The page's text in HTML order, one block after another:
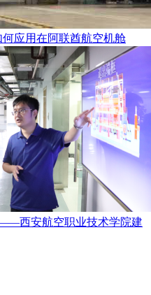
何应用在阿联酋航空机舱
西安航空职业技术学院建